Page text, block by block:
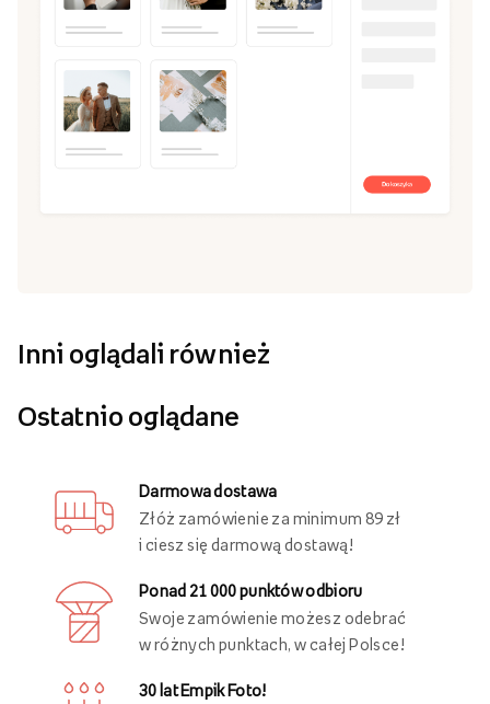
Inni oglądali również